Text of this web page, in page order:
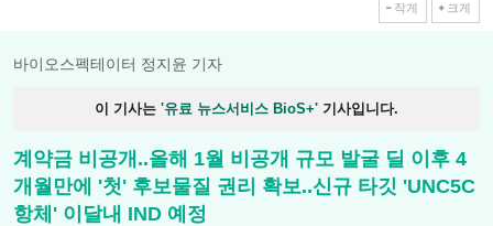
작게 크게
바이오스펙테이터 정지윤 기자
이 기사는 '유료 뉴스서비스 BioS+' 기사입니다.
계약금 비공개..올해 1월 비공개 규모 발굴 딜 이후 4
개월만에 '첫' 후보물질 권리 확보..신규 타깃 'UNC5C
항체' 이달내 IND 예정